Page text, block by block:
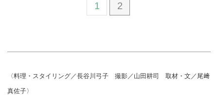
1 2
〈料理・スタイリング／長谷川弓子 撮影／山田耕司 取材・文／尾﨑
真佐子〉